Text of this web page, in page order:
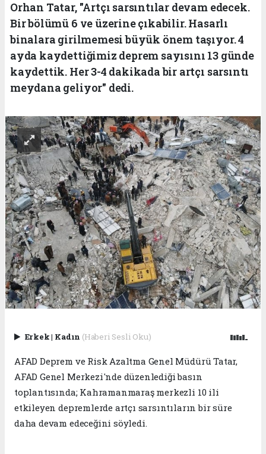
Orhan Tatar, "Artçı sarsıntılar devam edecek.
Bir bölümü 6 ve üzerine çıkabilir. Hasarlı
binalara girilmemesi büyük önem taşıyor. 4
ayda kaydettiğimiz deprem sayısını 13 günde
kaydettik. Her 3-4 dakikada bir artçı sarsıntı
meydana geliyor" dedi.
Erkek| Kadın (Haberi Sesli Oku)
AFAD Deprem ve Risk Azaltma Genel Müdürü Tatar,
AFAD Genel Merkezi'nde düzenlediği basın
toplantısında; Kahramanmaraş merkezli 10 ili
etkileyen depremlerde artçı sarsıntıların bir süre
daha devam edeceğini söyledi.